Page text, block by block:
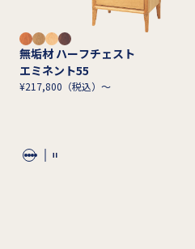
無垢材 ハーフチェスト
エミネント55
¥217,800（税込）～